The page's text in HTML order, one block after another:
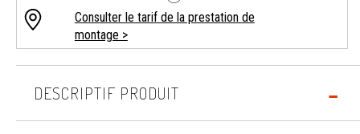
Consulter le tarif de la prestation de
montage >
DESCRIPTIF PRODUIT